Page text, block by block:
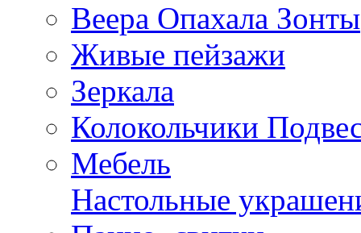
Веера Опахала Зонты
Живые пейзажи
Зеркала
Колокольчики
Мебель
Настольные